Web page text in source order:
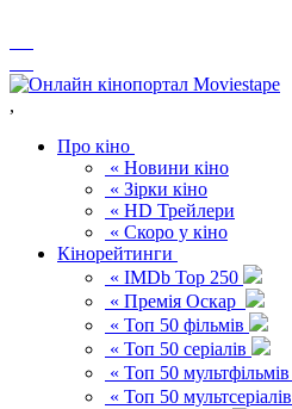
,
Про кіно
« Новини кіно
« Зірки кіно
« HD Трейлери
« Скоро у кіно
Кінорейтинги
« IMDb Top 250
« Премія Оскар
« Топ 50 фільмів
« Топ 50 серіалів
« Топ 50 мультфільмів
« Топ 50 мультсеріалів